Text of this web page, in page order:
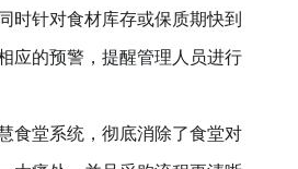
时针对食材库存或保质期快到
应的预警，提醒管理人员进行
食堂系统，彻底消除了食堂对